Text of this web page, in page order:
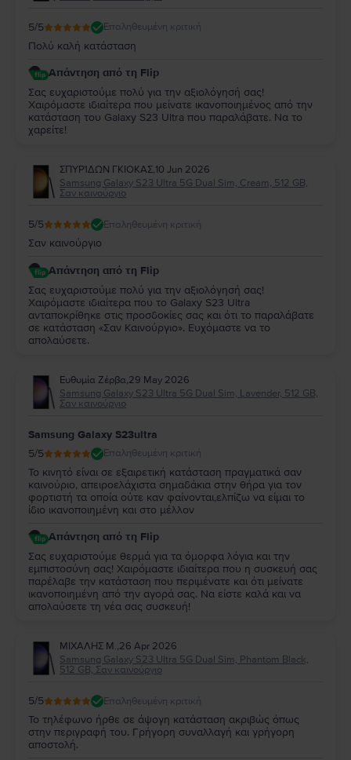
5/5 Επαληθευμένη κριτική
Πολύ καλή κατάσταση
Απάντηση από τη Flip
Σας ευχαριστούμε πολύ για την αξιολόγησή σας!
Χαιρόμαστε ιδιαίτερα που μείνατε ικανοποιημένος από την
κατάσταση του Galaxy S23 Ultra που παραλάβατε. Να το
χαρείτε!
ΣΠΥΡΊΔΩΝ ΓΚΙΟΚΑΣ,10 Jun 2026
Samsung Galaxy S23 Ultra 5G Dual Sim, Cream, 512 GB,
Σαν καινούργιο
5/5 Επαληθευμένη κριτική
Σαν καινούργιο
Απάντηση από τη Flip
Σας ευχαριστούμε πολύ για την αξιολόγησή σας!
Χαιρόμαστε ιδιαίτερα που το Galaxy S23 Ultra
ανταποκρίθηκε στις προσδοκίες σας και ότι το παραλάβατε
σε κατάσταση «Σαν Καινούργιο». Ευχόμαστε να το
απολαύσετε.
Ευθυμία Ζέρβα,29 May 2026
Samsung Galaxy S23 Ultra 5G Dual Sim, Lavender, 512 GB,
Σαν καινούργιο
Samsung Galaxy S23ultra
5/5 Επαληθευμένη κριτική
Το κινητό είναι σε εξαιρετική κατάσταση πραγματικά σαν
καινούριο, απειροελάχιστα σημαδάκια στην θήρα για τον
φορτιστή τα οποία ούτε καν φαίνονται,ελπίζω να είμαι το
ίδιο ικανοποιημένη και στο μέλλον
Απάντηση από τη Flip
Σας ευχαριστούμε θερμά για τα όμορφα λόγια και την
εμπιστοσύνη σας! Χαιρόμαστε ιδιαίτερα που η συσκευή σας
παρέλαβε την κατάσταση που περιμένατε και ότι μείνατε
ικανοποιημένη από την αγορά σας. Να είστε καλά και να
απολαύσετε τη νέα σας συσκευή!
ΜΙΧΑΛΗΣ Μ.,26 Apr 2026
Samsung Galaxy S23 Ultra 5G Dual Sim, Phantom Black,
512 GB, Σαν καινούργιο
5/5 Επαληθευμένη κριτική
Το τηλέφωνο ήρθε σε άψογη κατάσταση ακριβώς όπως
στην περιγραφή του. Γρήγορη συναλλαγή και γρήγορη
αποστολή.